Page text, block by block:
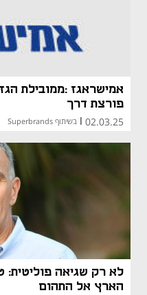
אמישראגז :ממובילת
פורצת דרך
02.03.25 בשיתוף Superbrands
לא רק שגיאה
הארץ אל התהום